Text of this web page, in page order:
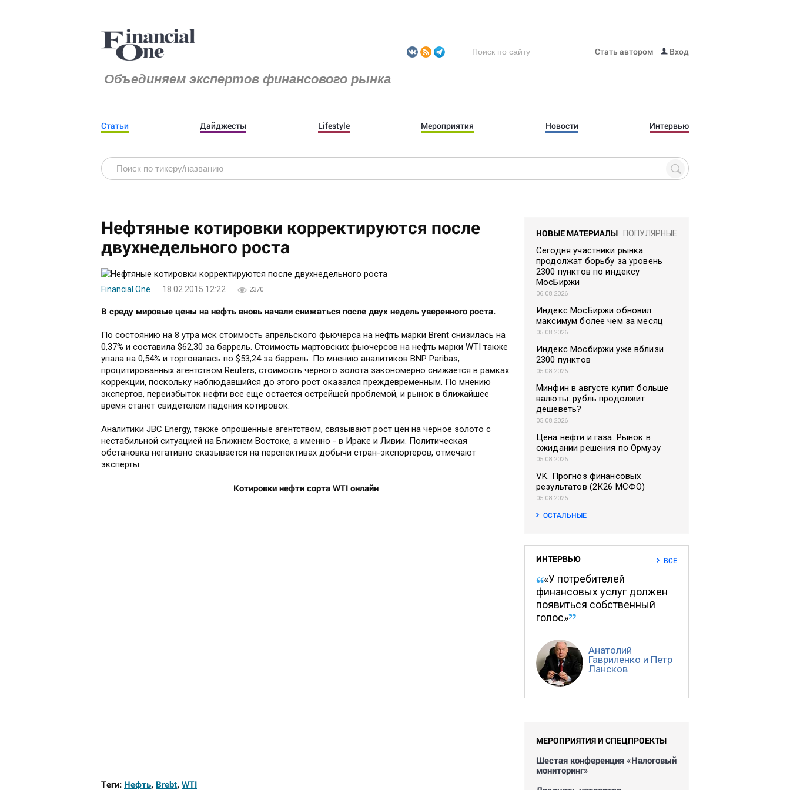
Объединяем экспертов финансового рынка
Стать автором Вход
Статьи Дайджесты Lifestyle Мероприятия Новости Интервью
Нефтяные котировки корректируются после
двухнедельного роста
Financial One 18.02.2015 12:22 2370
В среду мировые цены на нефть вновь начали снижаться после двух недель уверенного роста.
По состоянию на 8 утра мск стоимость апрельского фьючерса на нефть марки Brent снизилась на
0,37% и составила $62,30 за баррель. Стоимость мартовских фьючерсов на нефть марки WTI также
упала на 0,54% и торговалась по $53,24 за баррель. По мнению аналитиков BNP Paribas,
процитированных агентством Reuters, стоимость черного золота закономерно снижается в рамках
коррекции, поскольку наблюдавшийся до этого рост оказался преждевременным. По мнению
экспертов, переизбыток нефти все еще остается острейшей проблемой, и рынок в ближайшее
время станет свидетелем падения котировок.
Аналитики JBC Energy, также опрошенные агентством, связывают рост цен на черное золото с
нестабильной ситуацией на Ближнем Востоке, а именно - в Ираке и Ливии. Политическая
обстановка негативно сказывается на перспективах добычи стран-экспортеров, отмечают
эксперты.
Котировки нефти сорта WTI онлайн
Теги: Нефть, Brebt, WTI
НОВЫЕ МАТЕРИАЛЫ ПОПУЛЯРНЫЕ
Сегодня участники рынка
продолжат борьбу за уровень
2300 пунктов по индексу
МосБиржи
06.08.2026
Индекс МосБиржи обновил
максимум более чем за месяц
05.08.2026
Индекс Мосбиржи уже вблизи
2300 пунктов
05.08.2026
Минфин в августе купит больше
валюты: рубль продолжит
дешеветь?
05.08.2026
Цена нефти и газа. Рынок в
ожидании решения по Ормузу
05.08.2026
VK. Прогноз финансовых
результатов (2К26 МСФО)
05.08.2026
ОСТАЛЬНЫЕ
ИНТЕРВЬЮ ВСЕ
«У потребителей
финансовых услуг должен
появиться собственный
голос»
Анатолий
Гавриленко и Петр
Лансков
МЕРОПРИЯТИЯ И СПЕЦПРОЕКТЫ
Шестая конференция «Налоговый
мониторинг»